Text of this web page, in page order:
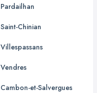
Pardailhan
Saint-Chinian
Villespassans
Vendres
Cambon-et-Salvergues